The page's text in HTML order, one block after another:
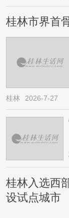
桂林市界首
桂林 2026-7-27
桂林入选西
设试点城市